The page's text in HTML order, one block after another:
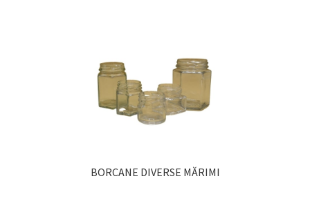
BORCANE DIVERSE MĂRIMI